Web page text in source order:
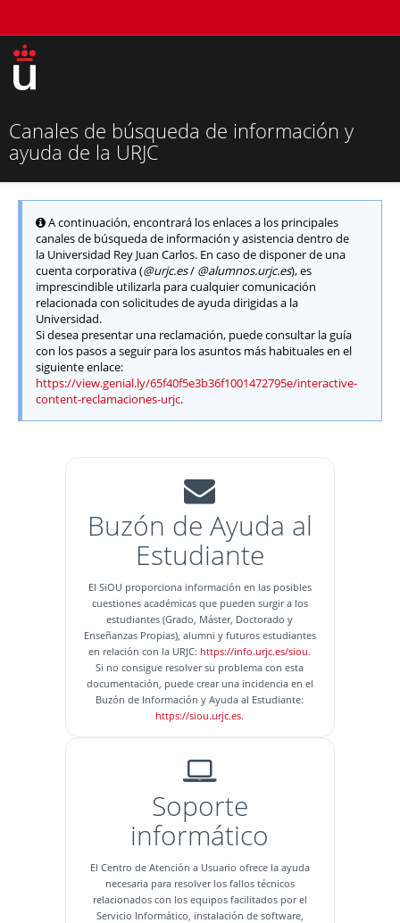
Canales de búsqueda de información y
ayuda de la URJC
A continuación, encontrará los enlaces a los principales
canales de búsqueda de información y asistencia dentro de
la Universidad Rey Juan Carlos. En caso de disponer de una
cuenta corporativa (@urjc.es/ @alumnos.urjc.es), es
imprescindible utilizarla para cualquier comunicación
relacionada con solicitudes de ayuda dirigidas a la
Universidad.
Si desea presentar una reclamación, puede consultar la guía
con los pasos a seguir para los asuntos más habituales en el
siguiente enlace:
https://view.genial.ly/65f40f5e3b36f1001472795e/interactive-
content-reclamaciones-urjc.
Buzón de Ayuda al
Estudiante
El SiOU proporciona información en las posibles
cuestiones académicas que pueden surgir a los
estudiantes (Grado, Máster, Doctorado y
Enseñanzas Propias), alumni y futuros estudiantes
en relación con la URJC: https://info.urjc.es/siou.
Si no consigue resolver su problema con esta
documentación, puede crear una incidencia en el
Buzón de Información y Ayuda al Estudiante:
https://siou.urjc.es.
Soporte
informático
El Centro de Atención a Usuario ofrece la ayuda
necesaria para resolver los fallos técnicos
relacionados con los equipos facilitados por el
Servicio Informático, instalación de software,